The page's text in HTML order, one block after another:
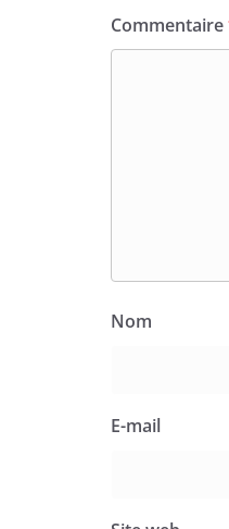
Commentaire
Nom
E-mail